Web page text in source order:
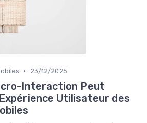
• 23/12/2025
Interaction Peut
Utilisateur des